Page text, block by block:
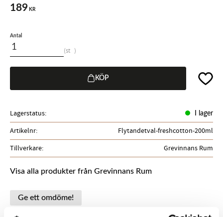
189 KR
Antal
st
KÖP Lägg
Lagerstatus I lager
Artikelnr
Flytandetval-freshcotton-200ml
Tillverkare
Grevinnans Rum
Visa alla produkter från Grevinnans Rum
Ge ett omdöme!